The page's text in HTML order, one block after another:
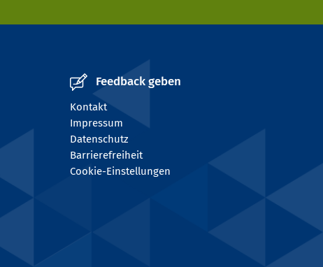
Feedback geben
Kontakt
Impressum
Datenschutz
Barrierefreiheit
Cookie-Einstellungen